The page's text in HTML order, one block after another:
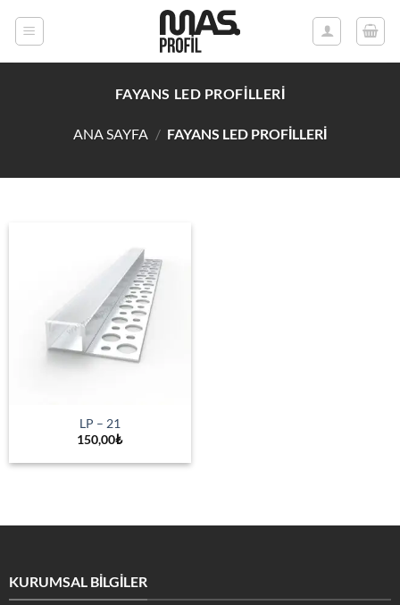
FAYANS LED PROFILLERI
ANA SAYFA / FAYANS LED PROFILLERI
LP – 21
150,00₺
KURUMSAL BİLGİLER